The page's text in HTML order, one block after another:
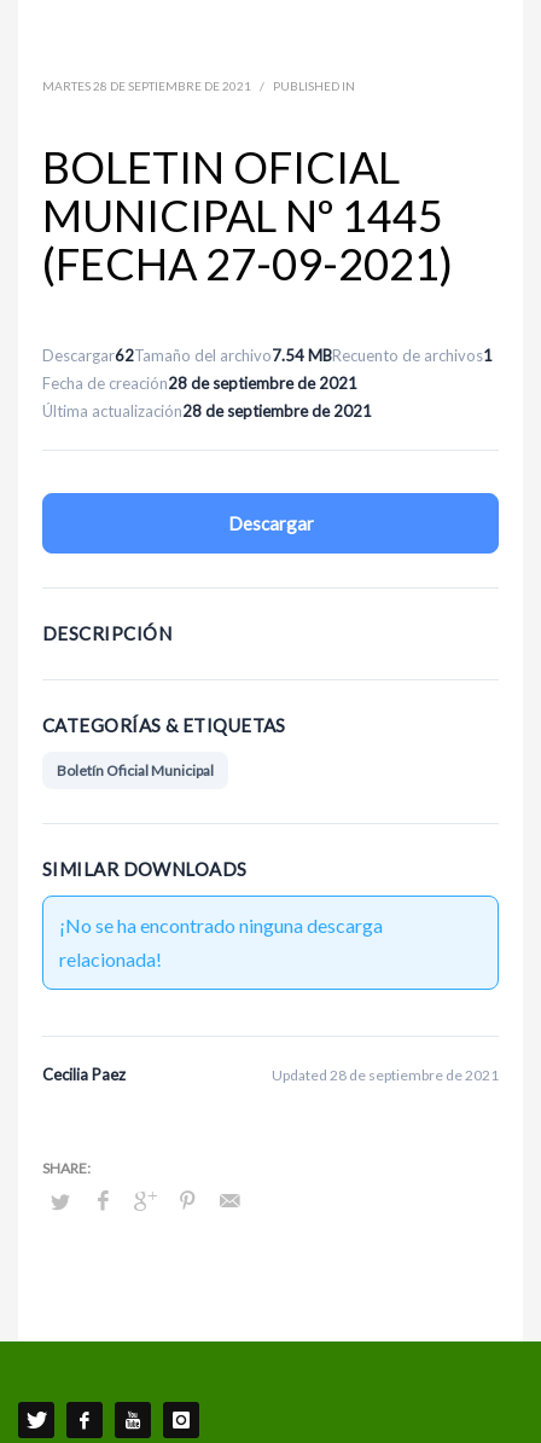
MARTES 28 DE SEPTIEMBRE DE 2021 / PUBLISHED IN
BOLETIN OFICIAL
MUNICIPAL Nº 1445
(FECHA 27-09-2021)
Descargar62Tamaño del archivo7.54 MBRecuento de archivos1
Fecha de creación28 de septiembre de 2021
Última actualización28 de septiembre de 2021
Descargar
DESCRIPCIÓN
CATEGORÍAS & ETIQUETAS
Boletín Oficial Municipal
SIMILAR DOWNLOADS
¡No se ha encontrado ninguna descarga
relacionada!
Cecilia Paez Updated 28 de septiembre de 2021